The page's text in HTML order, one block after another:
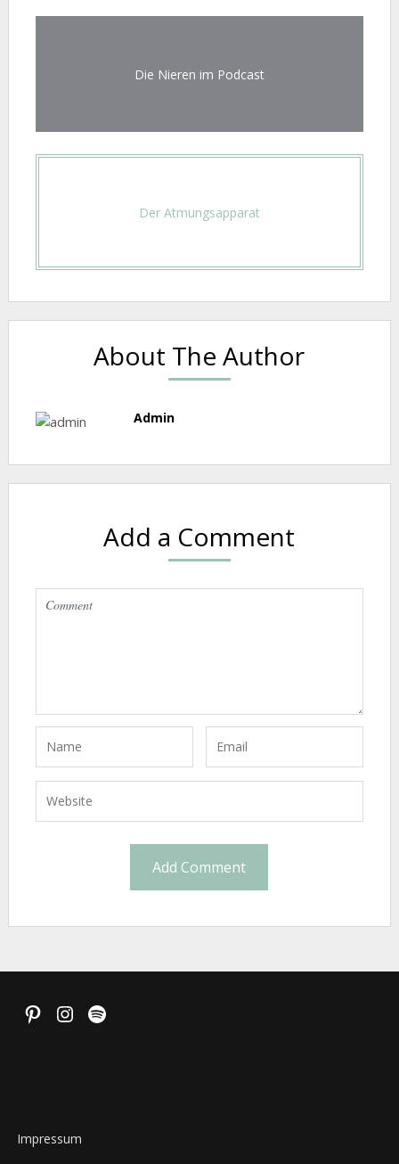
Die Nieren im Podcast
Der Atmungsapparat
About The Author
Admin
Add a Comment
Pinterest
Instagram
Spotify
Impressum